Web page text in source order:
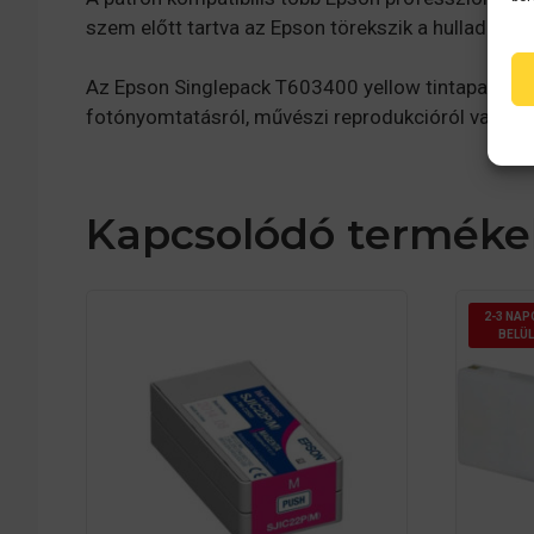
szem előtt tartva az Epson törekszik a hulladék
Az Epson Singlepack T603400 yellow
fotónyomtatásról, művészi reprodukcióról vagy
Kapcsolódó
2-3
BELÜL